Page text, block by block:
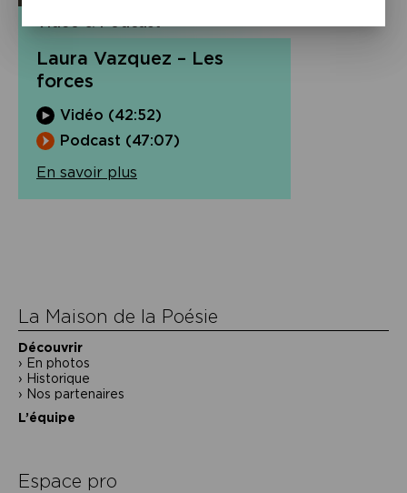
Laura Vazquez – Les
forces
Vidéo (42:52)
Podcast (47:07)
En savoir plus
La Maison de la Poésie
Découvrir
En photos
Historique
Nos partenaires
L’équipe
Espace pro